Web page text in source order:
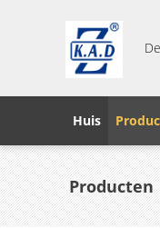
Huis
Producten